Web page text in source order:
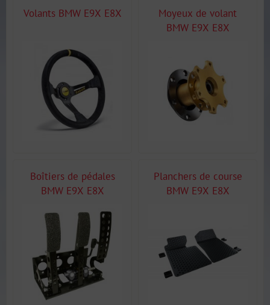
Volants BMW E9X E8X
Moyeux de volant
BMW E9X E8X
Boîtiers de pédales
BMW E9X E8X
Planchers de course
BMW E9X E8X